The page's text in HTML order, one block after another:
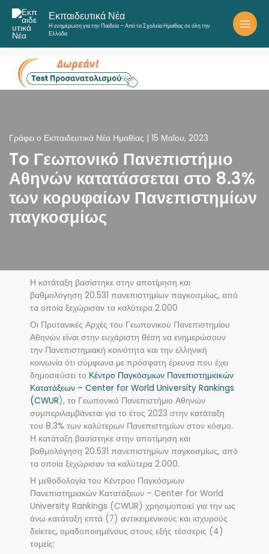
Μετάβαση
στο
περιεχόμενο
Εκπαιδευτικά Νέα
Η ενημέρωση για την Παιδεία – Από τα Σχολεία Ημαθίας σε όλη την
Ελλάδα
Γράφει ο Εκπαιδευτικά Νέα Ημαθίας 15 Μαΐου, 2023
To Γεωπονικό Πανεπιστήμιο
Αθηνών κατατάσσεται στο 8.3%
των κορυφαίων Πανεπιστημίων
παγκοσμίως
Η κατάταξη βασίστηκε στην αποτίμηση και
βαθμολόγηση 20.531 πανεπιστημίων παγκοσμίως, από
τα οποία ξεχώρισαν τα καλύτερα 2.000
Οι Πρυτανικές Αρχές του Γεωπονικού Πανεπιστημίου
Αθηνών είναι στην ευχάριστη θέση να ενημερώσουν
την Πανεπιστημιακή κοινότητα και την ελληνική
κοινωνία ότι σύμφωνα με πρόσφατη έρευνα που έχει
δημοσιεύσει το Κέντρο Παγκόσμιων Πανεπιστημιακών
Κατατάξεων – Center for World University Rankings
(CWUR), το Γεωπονικό Πανεπιστήμιο Αθηνών
συμπεριλαμβάνεται για το έτος 2023 στην κατάταξη
του 8.3% των καλύτερων Πανεπιστημίων στον κόσμο.
Η κατάταξη βασίστηκε στην αποτίμηση και
βαθμολόγηση 20.531 πανεπιστημίων παγκοσμίως, από
τα οποία ξεχώρισαν τα καλύτερα 2.000.
Η μεθοδολογία του Κέντρου Παγκόσμιων
Πανεπιστημιακών Κατατάξεων – Center for World
University Rankings (CWUR) χρησιμοποιεί για την ως
άνω κατάταξη επτά (7) αντικειμενικούς και ισχυρούς
δείκτες, ομαδοποιημένους στους εξής τέσσερις (4)
τομείς: